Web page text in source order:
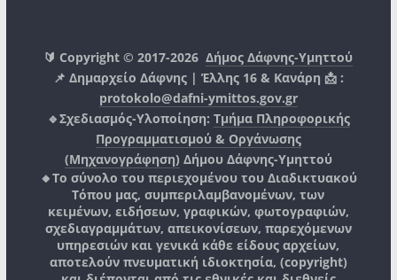
🔰 Copyright © 2017-2026Δήμος Δάφνης-Υμηττού
📌 Δημαρχείο Δάφνης | Έλλης 16 & Κανάρη 📩 :
protokolo@dafni-ymittos.gov.gr
🔹Σχεδιασμός-Υλοποίηση: Τμήμα Πληροφορικής
Προγραμματισμού & Οργάνωσης
(Μηχανογράφηση) Δήμου Δάφνης-Υμηττού
🔸Το σύνολο του περιεχομένου του Διαδικτυακού
Τόπου μας, συμπεριλαμβανομένων, των
κειμένων, ειδήσεων, γραφικών, φωτογραφιών,
σχεδιαγραμμάτων, απεικονίσεων, παρεχόμενων
υπηρεσιών και γενικά κάθε είδους αρχείων,
αποτελούν πνευματική ιδιοκτησία, (copyright)